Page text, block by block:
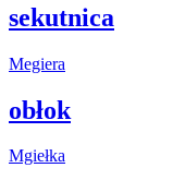
sekutnica
Megiera
obłok
Mgiełka